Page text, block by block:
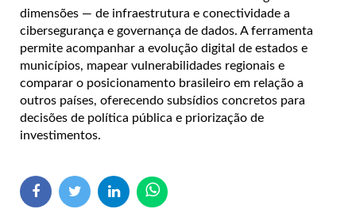
dimensões — de infraestrutura e conectividade a
cibersegurança e governança de dados. A ferramenta
permite acompanhar a evolução digital de estados e
municípios, mapear vulnerabilidades regionais e
comparar o posicionamento brasileiro em relação a
outros países, oferecendo subsídios concretos para
decisões de política pública e priorização de
investimentos.